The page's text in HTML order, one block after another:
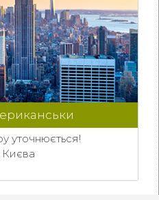
уточнюється!
Києва